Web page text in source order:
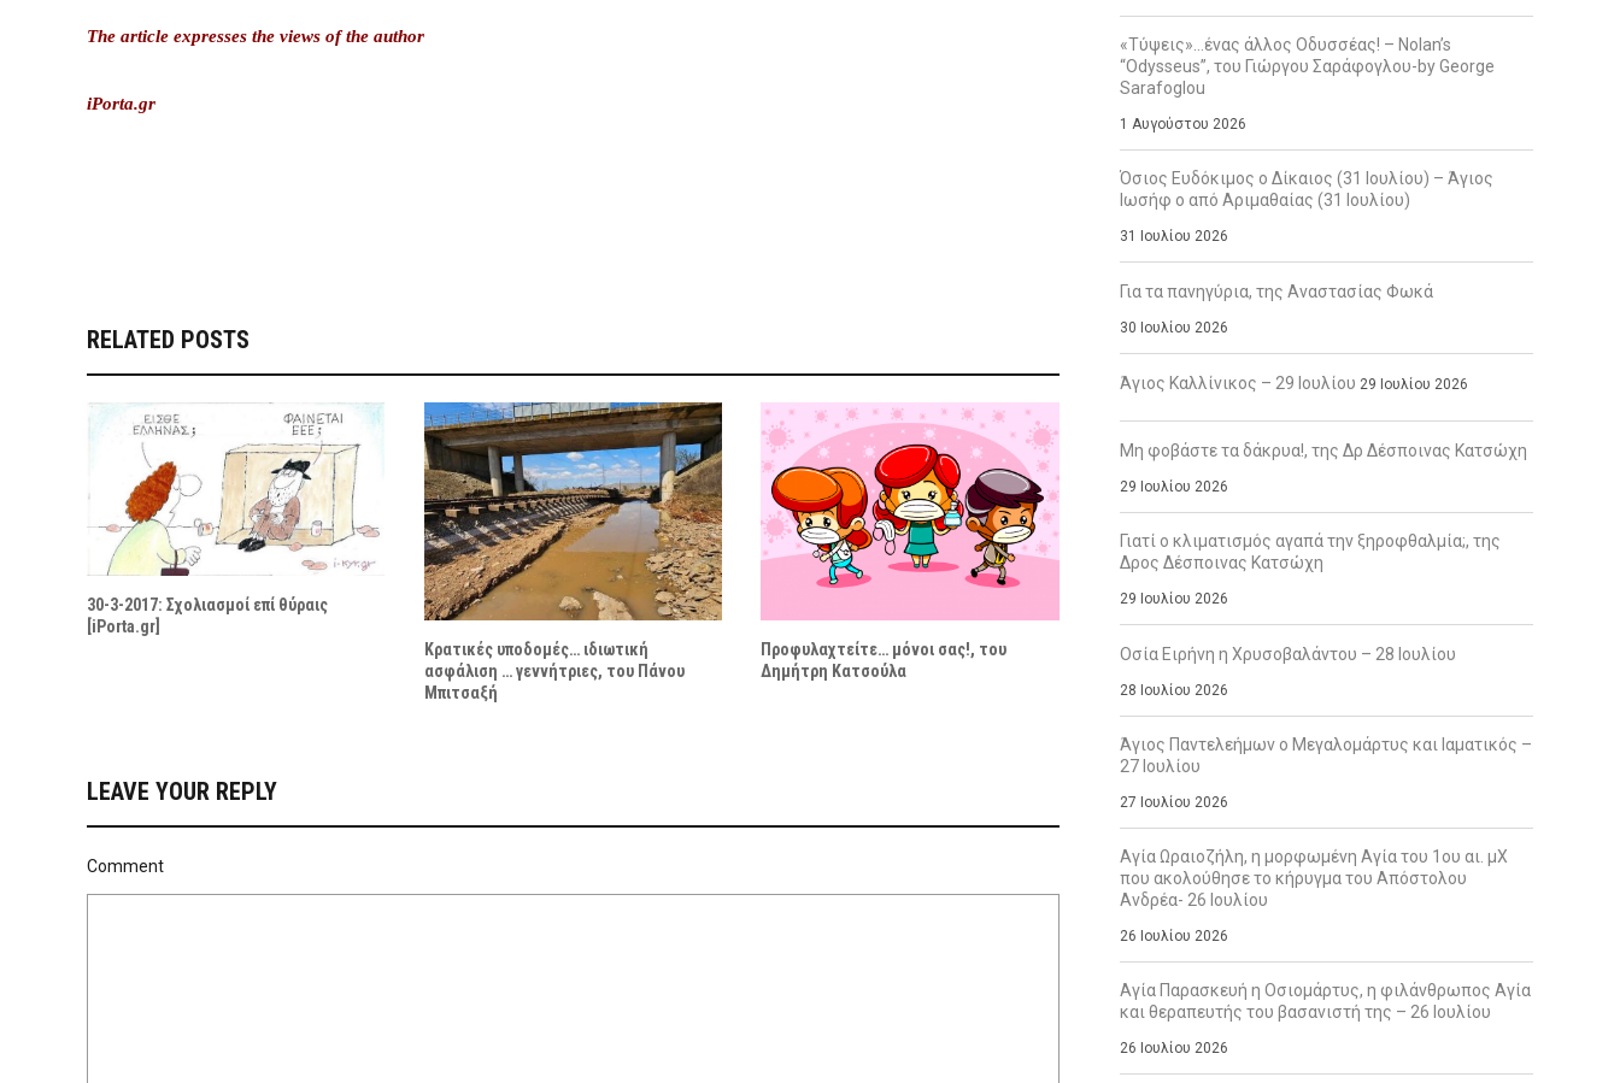
The article expresses the views of the author
iPorta.gr
RELATED POSTS
30-3-2017: Σχολιασμοί επί θύραις
[iPorta.gr]
Κρατικές υποδομές… ιδιωτική
ασφάλιση … γεννήτριες, του Πάνου
Μπιτσαξή
Προφυλαχτείτε… μόνοι σας!, του
Δημήτρη Κατσούλα
LEAVE YOUR REPLY
Comment
«Τύψεις»…ένας άλλος Οδυσσέας! – Nolan’s
“Odysseus”, του Γιώργου Σαράφογλου-by George
Sarafoglou
1 Αυγούστου 2026
Όσιος Ευδόκιμος ο Δίκαιος (31 Ιουλίου) – Άγιος
Ιωσήφ ο από Αριμαθαίας (31 Ιουλίου)
31 Ιουλίου 2026
Για τα πανηγύρια, της Αναστασίας Φωκά
30 Ιουλίου 2026
Άγιος Καλλίνικος – 29 Ιουλίου 29 Ιουλίου 2026
Μη φοβάστε τα δάκρυα!, της Δρ Δέσποινας Κατσώχη
29 Ιουλίου 2026
Γιατί ο κλιματισμός αγαπά την ξηροφθαλμία;, της
Δρος Δέσποινας Κατσώχη
29 Ιουλίου 2026
Οσία Ειρήνη η Χρυσοβαλάντου – 28 Ιουλίου
28 Ιουλίου 2026
Άγιος Παντελεήμων ο Μεγαλομάρτυς και Ιαματικός –
27 Ιουλίου
27 Ιουλίου 2026
Αγία Ωραιοζήλη, η μορφωμένη Αγία του 1ου αι. μΧ
που ακολούθησε το κήρυγμα του Απόστολου
Ανδρέα- 26 Ιουλίου
26 Ιουλίου 2026
Αγία Παρασκευή η Οσιομάρτυς, η φιλάνθρωπος Αγία
και θεραπευτής του βασανιστή της – 26 Ιουλίου
26 Ιουλίου 2026